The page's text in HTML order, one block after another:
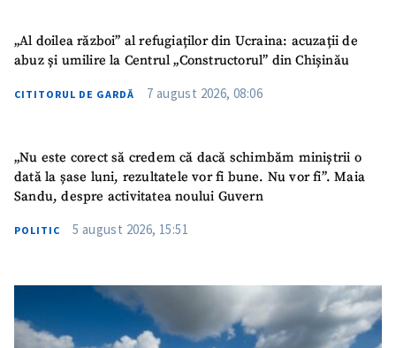
„Al doilea război” al refugiaților din Ucraina: acuzații de
abuz și umilire la Centrul „Constructorul” din Chișinău
CITITORUL DE GARDĂ 7 august 2026, 08:06
„Nu este corect să credem că dacă schimbăm miniștrii o
dată la șase luni, rezultatele vor fi bune. Nu vor fi”. Maia
Sandu, despre activitatea noului Guvern
POLITIC 5 august 2026, 15:51